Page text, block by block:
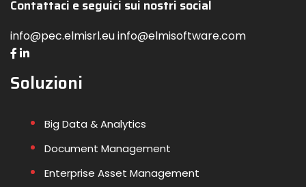
Contattaci e seguici sui nostri social
info@pec.elmisrl.eu info@elmisoftware.com
Soluzioni
Big Data & Analytics
Document Management
Enterprise Asset Management